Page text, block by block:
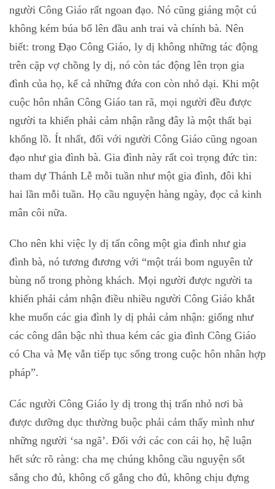
người Công Giáo rất ngoan đạo. Nó cũng giáng một cú
không kém búa bổ lên đầu anh trai và chính bà. Nên
biết: trong Đạo Công Giáo, ly dị không những tác động
trên cặp vợ chồng ly dị, nó còn tác động lên trọn gia
đình của họ, kể cả những đứa con còn nhỏ dại. Khi một
cuộc hôn nhân Công Giáo tan rã, mọi người đều được
người ta khiến phải cảm nhận rằng đây là một thất bại
khổng lồ. Ít nhất, đối với người Công Giáo cũng ngoan
đạo như gia đình bà. Gia đình này rất coi trọng đức tin:
tham dự Thánh Lễ mỗi tuần như một gia đình, đôi khi
hai lần mỗi tuần. Họ cầu nguyện hàng ngày, đọc cả kinh
mân côi nữa.
Cho nên khi việc ly dị tấn công một gia đình như gia
đình bà, nó tương đương với “một trái bom nguyên tử
bùng nổ trong phòng khách. Mọi người được người ta
khiến phải cảm nhận điều nhiều người Công Giáo khắt
khe muốn các gia đình ly dị phải cảm nhận: giống như
các công dân bậc nhì thua kém các gia đình Công Giáo
có Cha và Mẹ vẫn tiếp tục sống trong cuộc hôn nhân hợp
pháp”.
Các người Công Giáo ly dị trong thị trấn nhỏ nơi bà
được dưỡng dục thường buộc phải cảm thấy mình như
những người ‘sa ngã’. Đối với các con cái họ, hệ luận
hết sức rõ ràng: cha mẹ chúng không cầu nguyện sốt
sắng cho đủ, không cố gắng cho đủ, không chịu đựng